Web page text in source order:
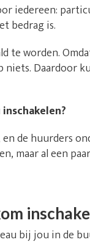
iedereen:
bedrag is.
worden.
Daardoor
de huurders
maar al een
bij jou in de